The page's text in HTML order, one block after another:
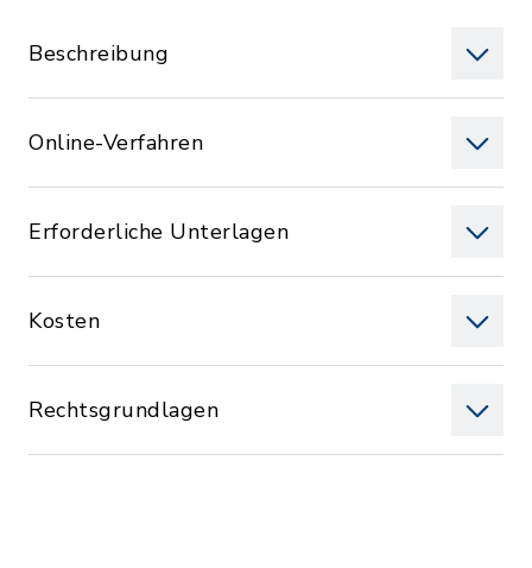
Beschreibung
Online-Verfahren
Erforderliche Unterlagen
Kosten
Rechtsgrundlagen